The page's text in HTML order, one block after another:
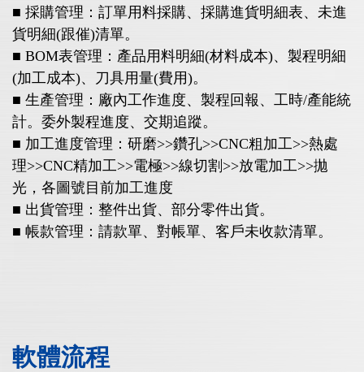
■ 採購管理：訂單用料採購、採購進貨明細表、未進
貨明細(跟催)清單。
■ BOM表管理：產品用料明細(材料成本)、製程明細
(加工成本)、刀具用量(費用)。
■ 生產管理：廠內工作進度、製程回報、工時/產能統
計。委外製程進度、交期追蹤。
■ 加工進度管理：研磨>>鑽孔>>CNC粗加工>>熱處
理>>CNC精加工>>電極>>線切割>>放電加工>>拋
光，各圖號目前加工進度
■ 出貨管理：整件出貨、部分零件出貨。
■ 帳款管理：請款單、對帳單、客戶未收款清單。
軟體流程